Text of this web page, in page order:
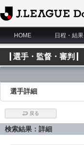
J.League Data Site
HOME
日程・結果
選手・監督・審判
選手詳細
戻る
検索結果：詳細